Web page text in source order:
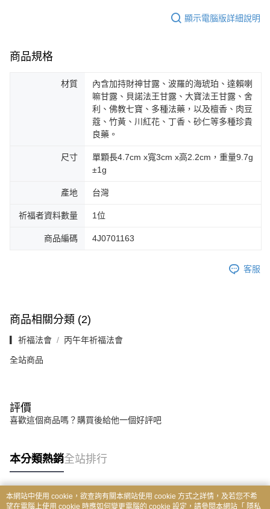
顯示電腦版詳細說明
商品規格
材質
內含加持財神甘露、波羅的海琥珀、達賴喇
嘛甘露、貝諾法王甘露、大寶法王甘露、舍
利、佛教七寶、多種法藥，以及檀香、肉豆
蔻、竹黃、川紅花、丁香、砂仁等多種珍貴
良藥。
尺寸
單顆長4.7cm x寬3cm x高2.2cm，重量9.7g
±1g
產地 台灣
祈福者資料數量 1位
商品編碼 4J0701163
客服
商品相關分類 (2)
▎祈福法會 丙午年祈福法會
全站商品
評價
喜歡這個商品嗎？購買後給他一個好評吧
本分類熱銷全站排行
熱門標籤
本網站中使用 cookie，欲查詢有關本網站使用 cookie 方式之詳情，及若您不希
望在電腦上使用 cookie 時應如何變更電腦的 cookie 設定，請參閱本網站「 隱私